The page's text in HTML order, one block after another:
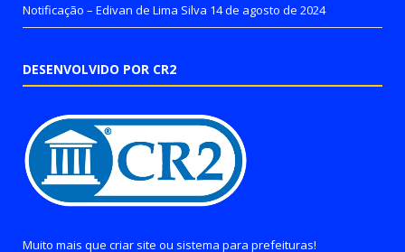
Notificação – Edivan de Lima Silva 14 de agosto de 2024
DESENVOLVIDO POR CR2
Muito mais que criar site ou sistema para prefeituras!